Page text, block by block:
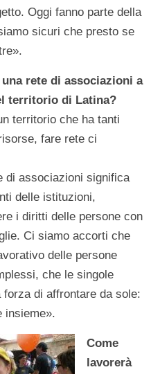
Oggi fanno parte della
sicuri che presto se
rete di associazioni a
territorio di Latina?
territorio che ha tanti
fare rete ci
di associazioni significa
delle istituzioni,
i diritti delle persone con
Ci siamo accorti che
delle persone
che le singole
di affrontare da sole:
insieme».
Come
lavorerà